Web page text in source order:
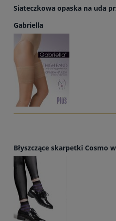
Siateczkowa opaska na uda
Gabriella
Błyszczące skarpetki Cosmo